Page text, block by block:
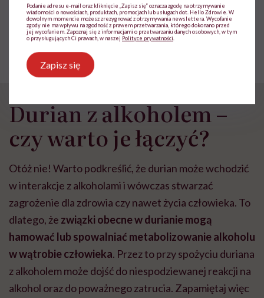
POLECAMY
Chemia z warzywniaka. Lista
owoców i warzyw, które są
największymi bombami
Durian z alkoholem –
czy warto je łączyć?
Otóż nie! Warto podkreślić, że durian może wchodzić
w interakcje z alkoholami i wówczas stwarzać
zagrożenie dla zdrowia czy nawet życia człowieka. To
dlatego, że związki obecne w durianie mogą
hamować lub spowalniać metabolizowanie alkoholu
w wątrobie człowieka. Przez to przy spożyciu duriana
z alkoholem może dojść do niespodziewanej reakcji na
alkohol oraz do poważnego zatrucia. Zapamiętaj więc
Podanie adresu e-mail oraz kliknięcie „Zapisz się” oznacza zgodę na otrzymywanie
wiadomości o nowościach, produktach, promocjach lub usługach dot. Hello Zdrowie. W
dowolnym momencie możesz zrezygnować z otrzymywania newslettera. Wycofanie
zgody nie ma wpływu na zgodność z prawem przetwarzania, którego dokonano przed
jej wycofaniem. Zapoznaj się z informacjami o przetwarzaniu danych osobowych, w tym
o przysługujących Ci prawach, w naszej Polityce prywatności
Zapisz się